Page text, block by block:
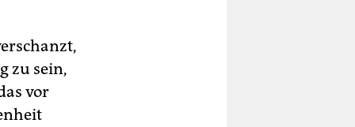
zu sein,
vor